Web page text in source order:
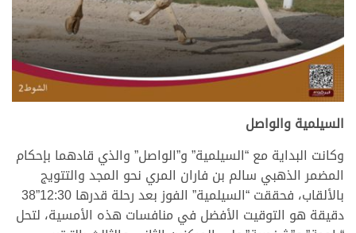
السيلمية والواصل
وكانت البداية مع “السيلمية” و”الواصل” والذي قادهما بإحكام
المضمر الذهبي سالم بن فاران المري نحو المجد والتتويج
بالألقاب، فحققت “السيلمية” الفوز بعد رحلة قدرها 12:30”38
دقيقة هو التوقيت الأفضل في منافسات هذه الأمسية، لتحل